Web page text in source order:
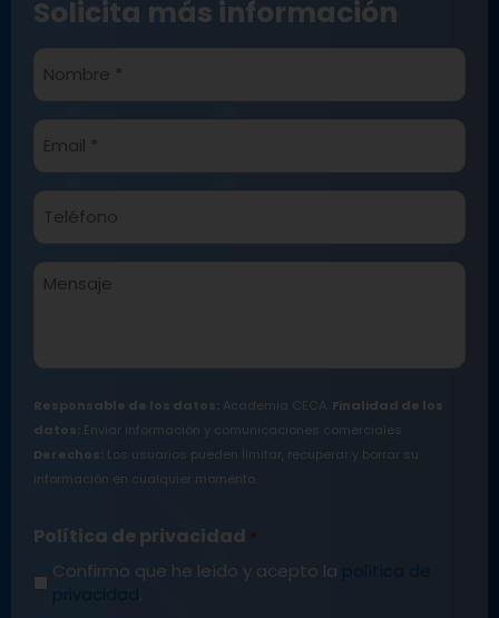
Solicita más información
Nombre
Email
Teléfono*
Mensaje
Responsable de los datos: Academia CECA. Finalidad de los
datos: Enviar información y comunicaciones comerciales.
Derechos: Los usuarios pueden limitar, recuperar y borrar su
información en cualquier momento.
Política de privacidad *
Confirmo que he leído y acepto la
.